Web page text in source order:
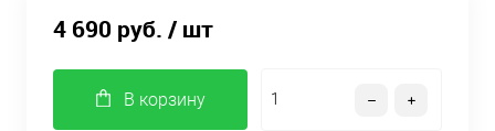
4 690 руб. / шт
В корзину